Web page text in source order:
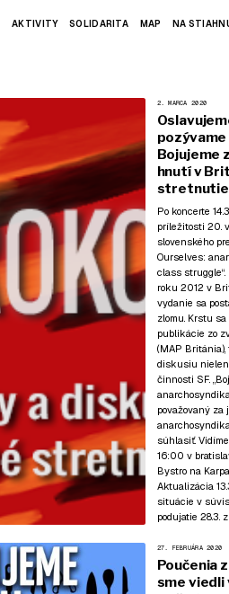
AKTIVITY SOLIDARITA MAP NA
2. MARCA 2020
Bojujeme
hnutí v
stretnutie
Po koncerte
príležitosti 20.
slovenského
Ourselves:
class
roku 2012 v
vydanie sa
zlomu. Krstu
publikácie zo
(MAP
diskusiu nielen
činnosti SF.
považovaný za
súhlasiť.
16:00 v
Bystrona
Aktualizácia
situácie v
podujatie 28.3.
27. FEBRUÁRA 2020
Poučenia
sme viedli